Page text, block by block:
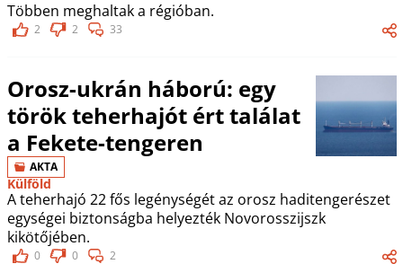
Többen meghaltak a régióban.
2 2 33
Orosz-ukrán háború: egy
török teherhajót ért találat
a Fekete-tengeren
AKTA
Külföld
A teherhajó 22 fős legénységét az orosz haditengerészet
egységei biztonságba helyezték Novorosszijszk
kikötőjében.
0 0 2